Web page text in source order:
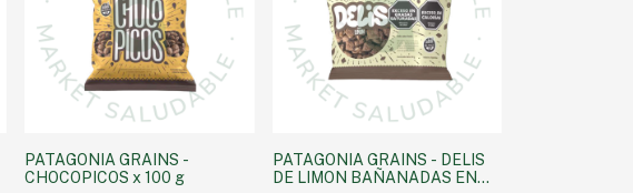
PATAGONIA GRAINS -
CHOCOPICOS x 100 g
PATAGONIA GRAINS - DELIS
DE LIMON BAÑANADAS EN